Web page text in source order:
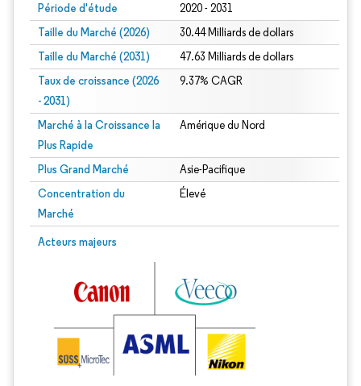
Période d'étude 2020 - 2031
Taille du Marché (2026) 30.44 Milliards de dollars
Taille du Marché (2031) 47.63 Milliards de dollars
Taux de croissance (2026
- 2031)
9.37% CAGR
Marché à la Croissance la
Plus Rapide
Amérique du Nord
Plus Grand Marché Asie-Pacifique
Concentration du
Marché
Élevé
Acteurs majeurs
Image © Mordor Intelligence. La réutilisation nécessite une attribution sous CC